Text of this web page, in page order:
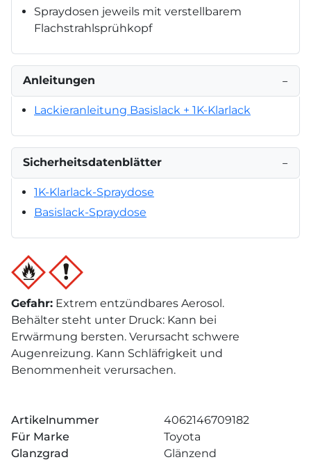
Spraydosen jeweils mit verstellbarem
Flachstrahlsprühkopf
Anleitungen −
Lackieranleitung Basislack + 1K-Klarlack
Sicherheitsdatenblätter −
1K-Klarlack-Spraydose
Basislack-Spraydose
Gefahr: Extrem entzündbares Aerosol.
Behälter steht unter Druck: Kann bei
Erwärmung bersten. Verursacht schwere
Augenreizung. Kann Schläfrigkeit und
Benommenheit verursachen.
Artikelnummer
4062146709182
Für Marke
Toyota
Glanzgrad
Glänzend